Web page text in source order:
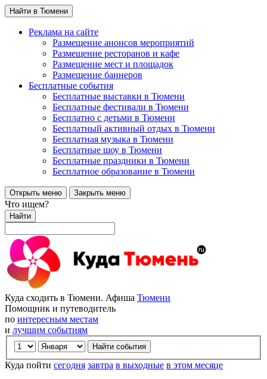
Найти в Тюмени
Реклама на сайте
Размещение анонсов мероприятий
Размещение ресторанов и кафе
Размещение мест и площадок
Размещение баннеров
Бесплатные события
Бесплатные выставки в Тюмени
Бесплатные фестивали в Тюмени
Бесплатно с детьми в Тюмени
Бесплатный активный отдых в Тюмени
Бесплатная музыка в Тюмени
Бесплатные шоу в Тюмени
Бесплатные праздники в Тюмени
Бесплатное образование в Тюмени
Открыть меню Закрыть меню
Что ищем?
Найти
Куда сходить в Тюмени. Афиша Тюмени
Помощник и путеводитель
по интересным местам
и лучшим событиям
Куда пойти сегодня завтра в выходные в этом месяце